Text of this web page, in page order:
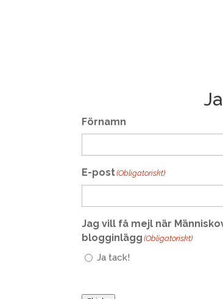
Förnamn
E-post(Obligatoriskt)
Jag vill få mejl när
blogginlägg (Obligatoriskt)
Ja tack!